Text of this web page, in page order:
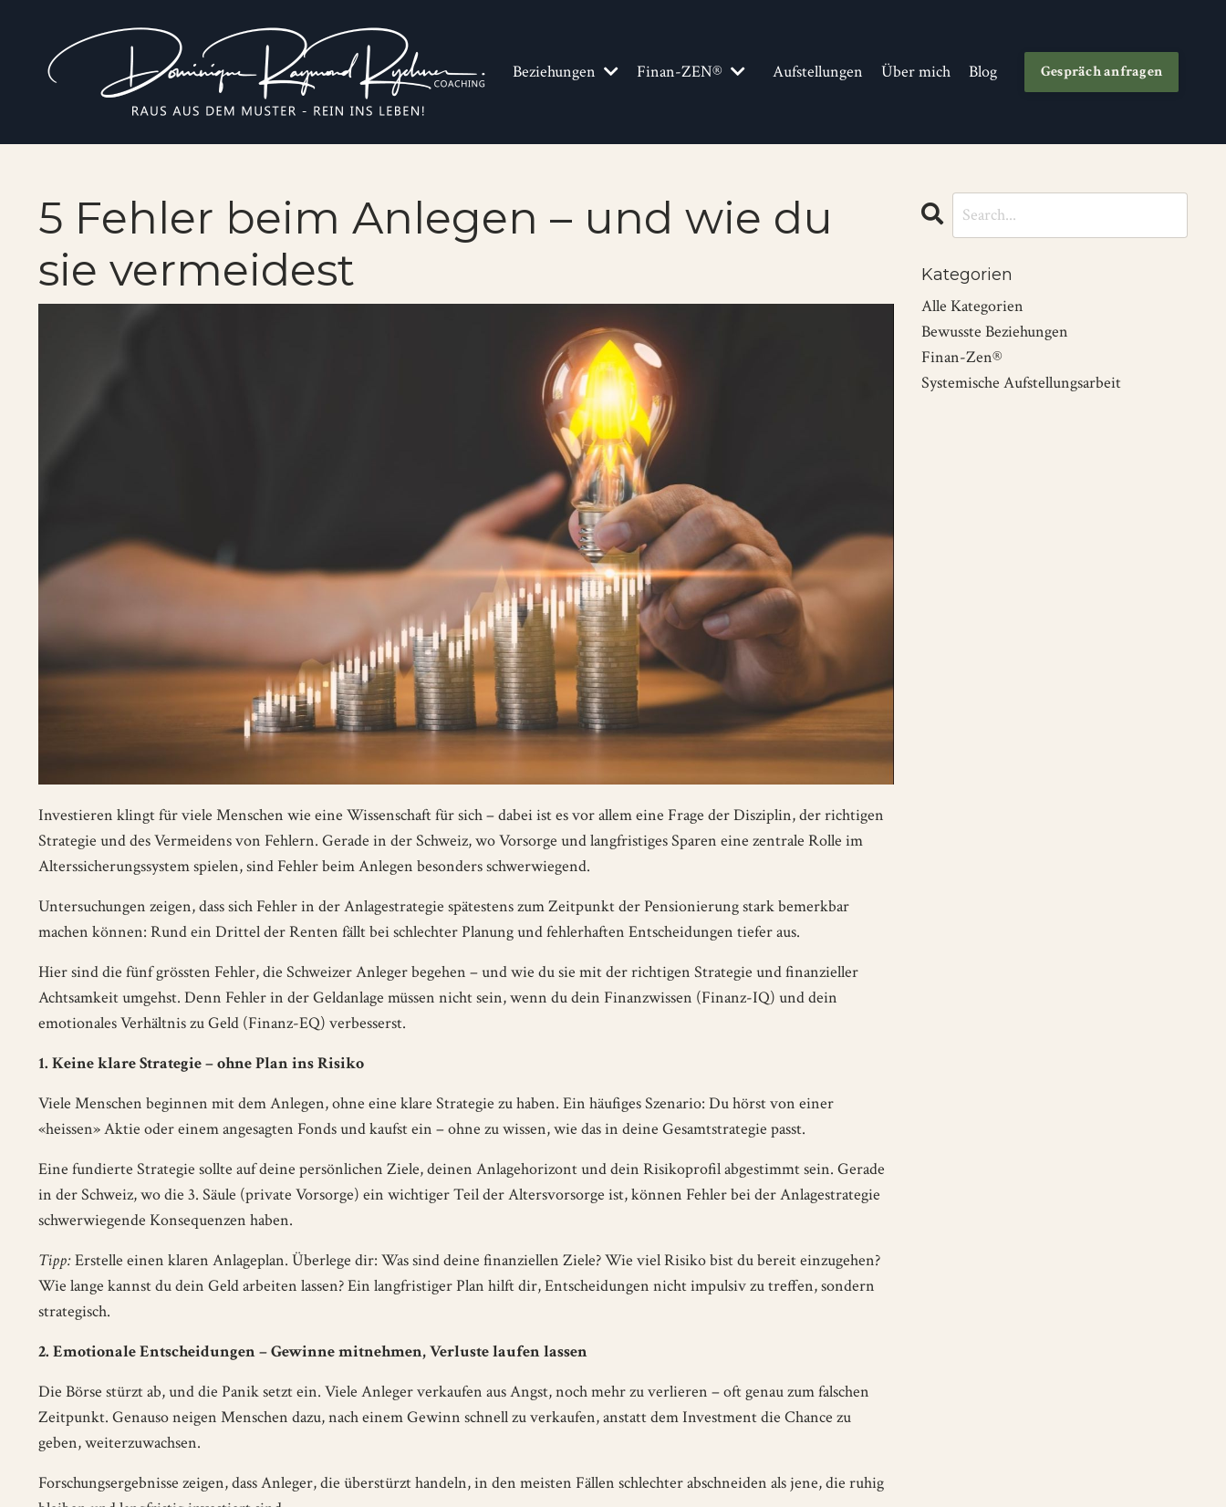
Beziehungen Finan-ZEN® Aufstellungen Über mich Blog Gespräch anfragen
5 Fehler beim Anlegen – und wie du
sie vermeidest
Investieren klingt für viele Menschen wie eine Wissenschaft für sich – dabei ist es vor allem eine Frage der Disziplin, der richtigen
Strategie und des Vermeidens von Fehlern. Gerade in der Schweiz, wo Vorsorge und langfristiges Sparen eine zentrale Rolle im
Alterssicherungssystem spielen, sind Fehler beim Anlegen besonders schwerwiegend.
Untersuchungen zeigen, dass sich Fehler in der Anlagestrategie spätestens zum Zeitpunkt der Pensionierung stark bemerkbar
machen können: Rund ein Drittel der Renten fällt bei schlechter Planung und fehlerhaften Entscheidungen tiefer aus.
Hier sind die fünf grössten Fehler, die Schweizer Anleger begehen – und wie du sie mit der richtigen Strategie und finanzieller
Achtsamkeit umgehst. Denn Fehler in der Geldanlage müssen nicht sein, wenn du dein Finanzwissen (Finanz-IQ) und dein
emotionales Verhältnis zu Geld (Finanz-EQ) verbesserst.
1. Keine klare Strategie – ohne Plan ins Risiko
Viele Menschen beginnen mit dem Anlegen, ohne eine klare Strategie zu haben. Ein häufiges Szenario: Du hörst von einer
«heissen» Aktie oder einem angesagten Fonds und kaufst ein – ohne zu wissen, wie das in deine Gesamtstrategie passt.
Eine fundierte Strategie sollte auf deine persönlichen Ziele, deinen Anlagehorizont und dein Risikoprofil abgestimmt sein. Gerade
in der Schweiz, wo die 3. Säule (private Vorsorge) ein wichtiger Teil der Altersvorsorge ist, können Fehler bei der Anlagestrategie
schwerwiegende Konsequenzen haben.
Tipp:Erstelle einen klaren Anlageplan. Überlege dir: Was sind deine finanziellen Ziele? Wie viel Risiko bist du bereit einzugehen?
Wie lange kannst du dein Geld arbeiten lassen? Ein langfristiger Plan hilft dir, Entscheidungen nicht impulsiv zu treffen, sondern
strategisch.
2. Emotionale Entscheidungen – Gewinne mitnehmen, Verluste laufen lassen
Die Börse stürzt ab, und die Panik setzt ein. Viele Anleger verkaufen aus Angst, noch mehr zu verlieren – oft genau zum falschen
Zeitpunkt. Genauso neigen Menschen dazu, nach einem Gewinn schnell zu verkaufen, anstatt dem Investment die Chance zu
geben, weiterzuwachsen.
Forschungsergebnisse zeigen, dass Anleger, die überstürzt handeln, in den meisten Fällen schlechter abschneiden als jene, die ruhig
Kategorien
Alle Kategorien
Bewusste Beziehungen
Finan-Zen®
Systemische Aufstellungsarbeit